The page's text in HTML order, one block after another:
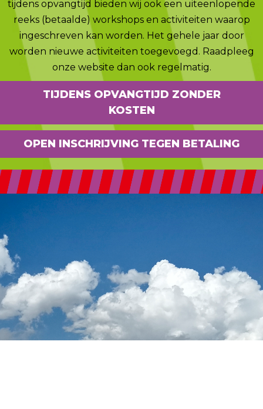
tijdens opvangtijd bieden wij ook een uiteenlopende
reeks (betaalde) workshops en activiteiten waarop
ingeschreven kan worden. Het gehele jaar door
worden nieuwe activiteiten toegevoegd. Raadpleeg
onze website dan ook regelmatig.
TIJDENS OPVANGTIJD ZONDER
KOSTEN
OPEN INSCHRIJVING TEGEN BETALING